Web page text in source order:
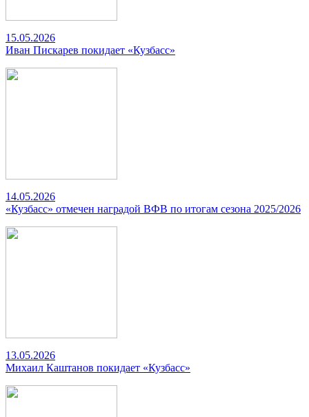
15.05.2026
Иван Пискарев покидает «Кузбасс»
14.05.2026
«Кузбасс» отмечен наградой ВФВ по итогам сезона 2025/2026
13.05.2026
Михаил Каштанов покидает «Кузбасс»